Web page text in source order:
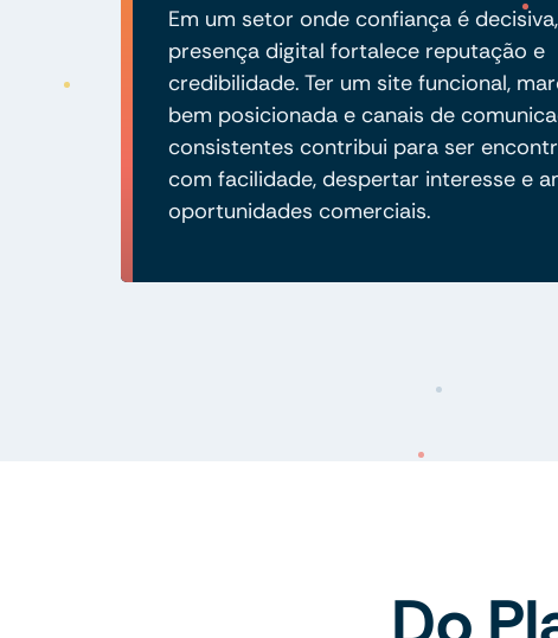
Em um setor onde confiança é
presença digital fortalece reputação e
credibilidade. Ter um site funcional,
bem posicionada e canais de
consistentes contribui para ser
com facilidade, despertar interesse e
oportunidades comerciais.